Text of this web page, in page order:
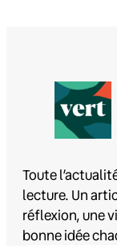
Toute
lecture. Un
réflexion, une
bonne idée